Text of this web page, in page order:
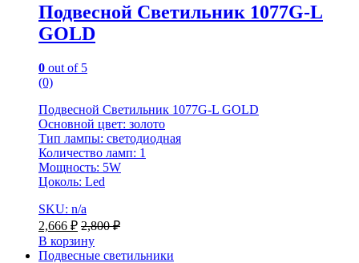
Подвесной Светильник 1077G-L
GOLD
0 out of 5
(0)
Подвесной Светильник 1077G-L GOLD
Основной цвет: золото
Тип лампы: светодиодная
Количество ламп: 1
Мощность: 5W
Цоколь: Led
SKU: n/a
2,666 ₽ 2,800₽
В корзину
Подвесные светильники